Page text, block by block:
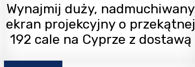
Wynajmij duży, nadmuchiwany
ekran projekcyjny o przekątnej
192 cale na Cyprze z dostawą